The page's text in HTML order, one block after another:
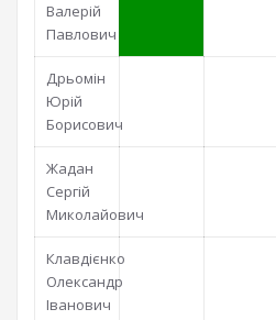
Валерій
Павлович
Дрьомін
Юрій
Борисович
Жадан
Сергій
Миколайович
Клавдієнко
Олександр
Іванович